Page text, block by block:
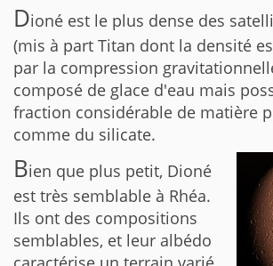
Dioné est le plus dense des
(mis à part Titan dont la densité
par la compression
composé de glace d'eau mais
fraction considérable de matière
comme du silicate.
Bien que plus petit, Dioné
est très semblable à Rhéa.
Ils ont des compositions
semblables, et leur albédo